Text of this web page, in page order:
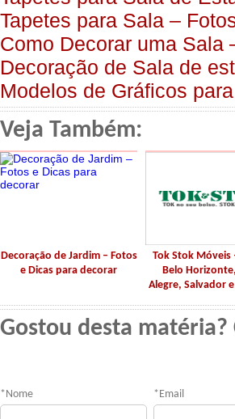
Tapetes para Sala –
Como Decorar uma Sala
Decoração de Sala de
Modelos de Gráficos
Veja Também:
Decoração de Jardim – Fotos
e Dicas para decorar
Tok Stok Móveis
Belo
Alegre, Salvador
Gostou desta matéria?
* Nome * Email